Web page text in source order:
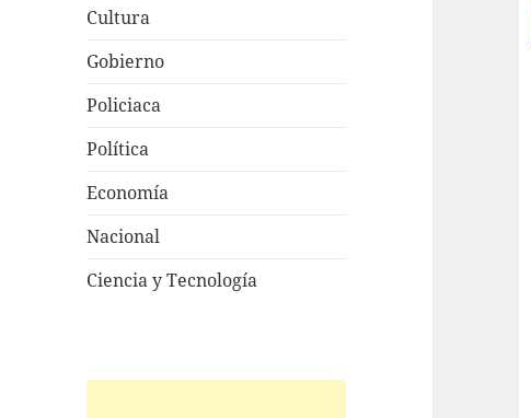
Cultura
Gobierno
Policiaca
Política
Economía
Nacional
Ciencia y Tecnología